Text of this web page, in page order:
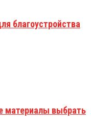
благоустройства
материалы выбрать